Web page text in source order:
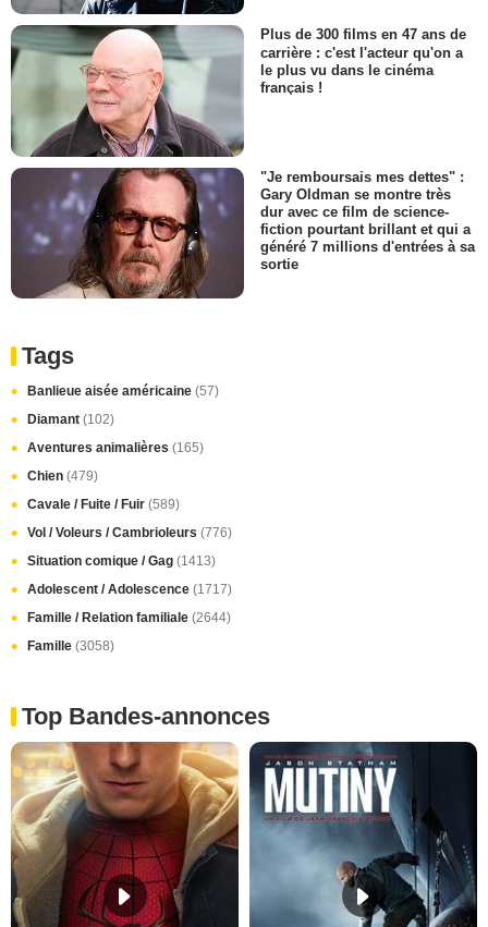
Plus de 300 films en 47 ans de
carrière : c'est l'acteur qu'on a
le plus vu dans le cinéma
français !
"Je remboursais mes dettes" :
Gary Oldman se montre très
dur avec ce film de science-
fiction pourtant brillant et qui a
généré 7 millions d'entrées à sa
sortie
Tags
Banlieue aisée américaine (57)
Diamant (102)
Aventures animalières (165)
Chien (479)
Cavale / Fuite / Fuir (589)
Vol / Voleurs / Cambrioleurs (776)
Situation comique / Gag (1413)
Adolescent / Adolescence (1717)
Famille / Relation familiale (2644)
Famille (3058)
Top Bandes-annonces